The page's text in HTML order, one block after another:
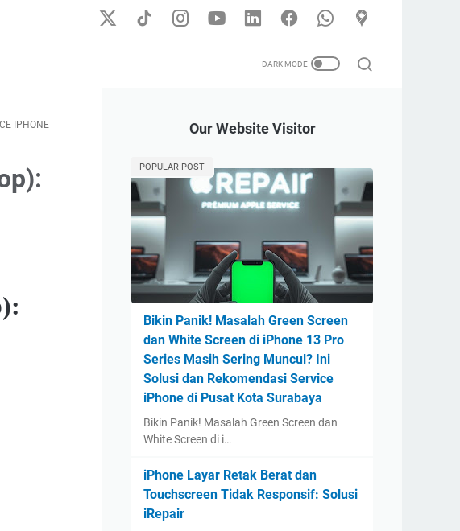
IPHONE
Our Website Visitor
POPULAR POST
Bikin Panik! Masalah Green Screen
dan White Screen di iPhone 13 Pro
Series Masih Sering Muncul? Ini
Solusi dan Rekomendasi Service
iPhone di Pusat Kota Surabaya
Bikin Panik! Masalah Green Screen dan
White Screen di i…
iPhone Layar Retak Berat dan
Touchscreen Tidak Responsif: Solusi
iRepair